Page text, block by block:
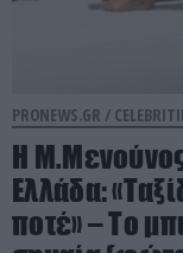
PRONEWS.GR /
Η
Ελλάδα:
ποτέ» – Το